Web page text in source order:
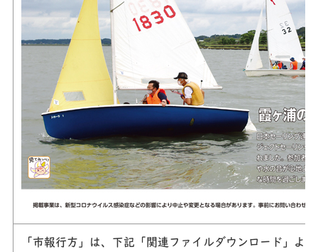
「市報行方」は、下記「関連ファイルダウンロード」よ